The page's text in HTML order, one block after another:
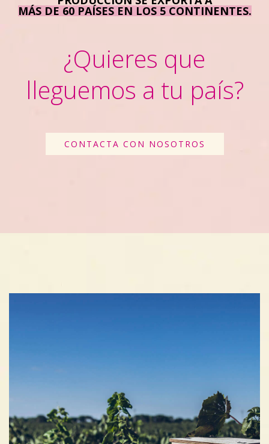
MÁS DE 60 PAÍSES EN LOS 5 CONTINENTES.
¿Quieres que
lleguemos a tu país?
CONTACTA CON NOSOTROS